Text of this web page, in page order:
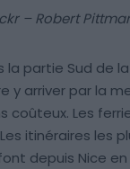
– Robert
la partie Sud de
y arriver par la
coûteux. Les
itinéraires les
depuis Nice